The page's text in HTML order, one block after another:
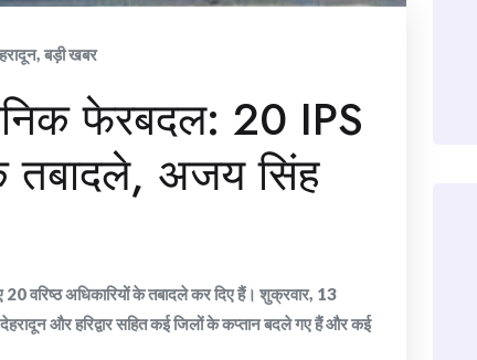
, बड़ी खबर
फेरबदल: 20 IPS
तबादले, अजय सिंह
वरिष्ठ अधिकारियों के तबादले कर दिए हैं। शुक्रवार, 13
और हरिद्वार सहित कई जिलों के कप्तान बदले गए हैं और कई